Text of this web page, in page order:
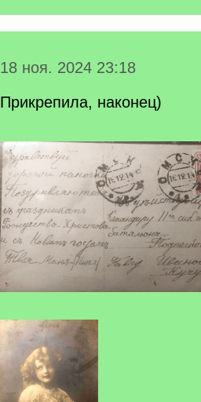
18 ноя. 2024 23:18
Прикрепила, наконец)